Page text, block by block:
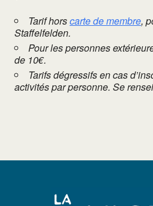
Tarif horscarte de membre,
Staffelfelden.
Pour les personnes
de 10€.
Tarifs dégressifs en cas
activités par personne. Se